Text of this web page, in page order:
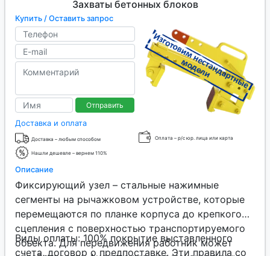
Захваты бетонных блоков
Купить / Оставить запрос
Отправить
Доставка и оплата
Доставка – любым способом Оплата – р/с юр. лица или карта
Нашли дешевле – вернем 110%
Описание
Фиксирующий узел – стальные нажимные
сегменты на рычажковом устройстве, которые
перемещаются по планке корпуса до крепкого
сцепления с поверхностью транспортируемого
объекта. Для передвижения работник может
Виды оплаты: 100% покрытие выставленного
счета, договор о предпоставке. Эти правила со